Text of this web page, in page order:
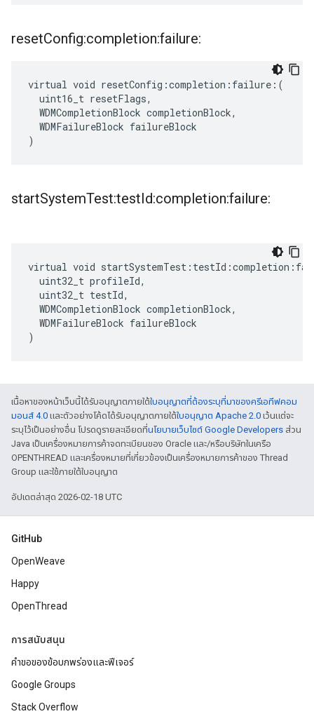
resetConfig:completion:failure:
virtual void resetConfig:completion:failure:(
  uint16_t resetFlags,
  WDMCompletionBlock completionBlock,
  WDMFailureBlock failureBlock
)
startSystemTest:testId:completion:failure:
virtual void
  uint32_t profileId,
  uint32_t testId,
  WDMCompletionBlock completionBlock,
  WDMFailureBlock failureBlock
)
เนื้อหาของหน้าเว็บนี้ได้รับอนุญาตภายใต้ใบอนุญาตที่ต้องระบุที่มาของครีเอทีฟคอม
มอนส์ 4.0 และตัวอย่างโค้ดได้รับอนุญาตภายใต้ใบอนุญาต Apache 2.0 เว้นแต่จะ
ระบุไว้เป็นอย่างอื่น โปรดดูรายละเอียดที่นโยบายเว็บไซต์ Google Developers ส่วน
Java เป็นเครื่องหมายการค้าจดทะเบียนของ Oracle และ/หรือบริษัทในเครือ
OPENTHREAD และเครื่องหมายที่เกี่ยวข้องเป็นเครื่องหมายการค้าของ Thread
Group และใช้ภายใต้ใบอนุญาต
อัปเดตล่าสุด 2026-02-18 UTC
GitHub
OpenWeave
Happy
OpenThread
การสนับสนุน
คำขอของข้อบกพร่องและฟีเจอร์
Google Groups
Stack Overflow